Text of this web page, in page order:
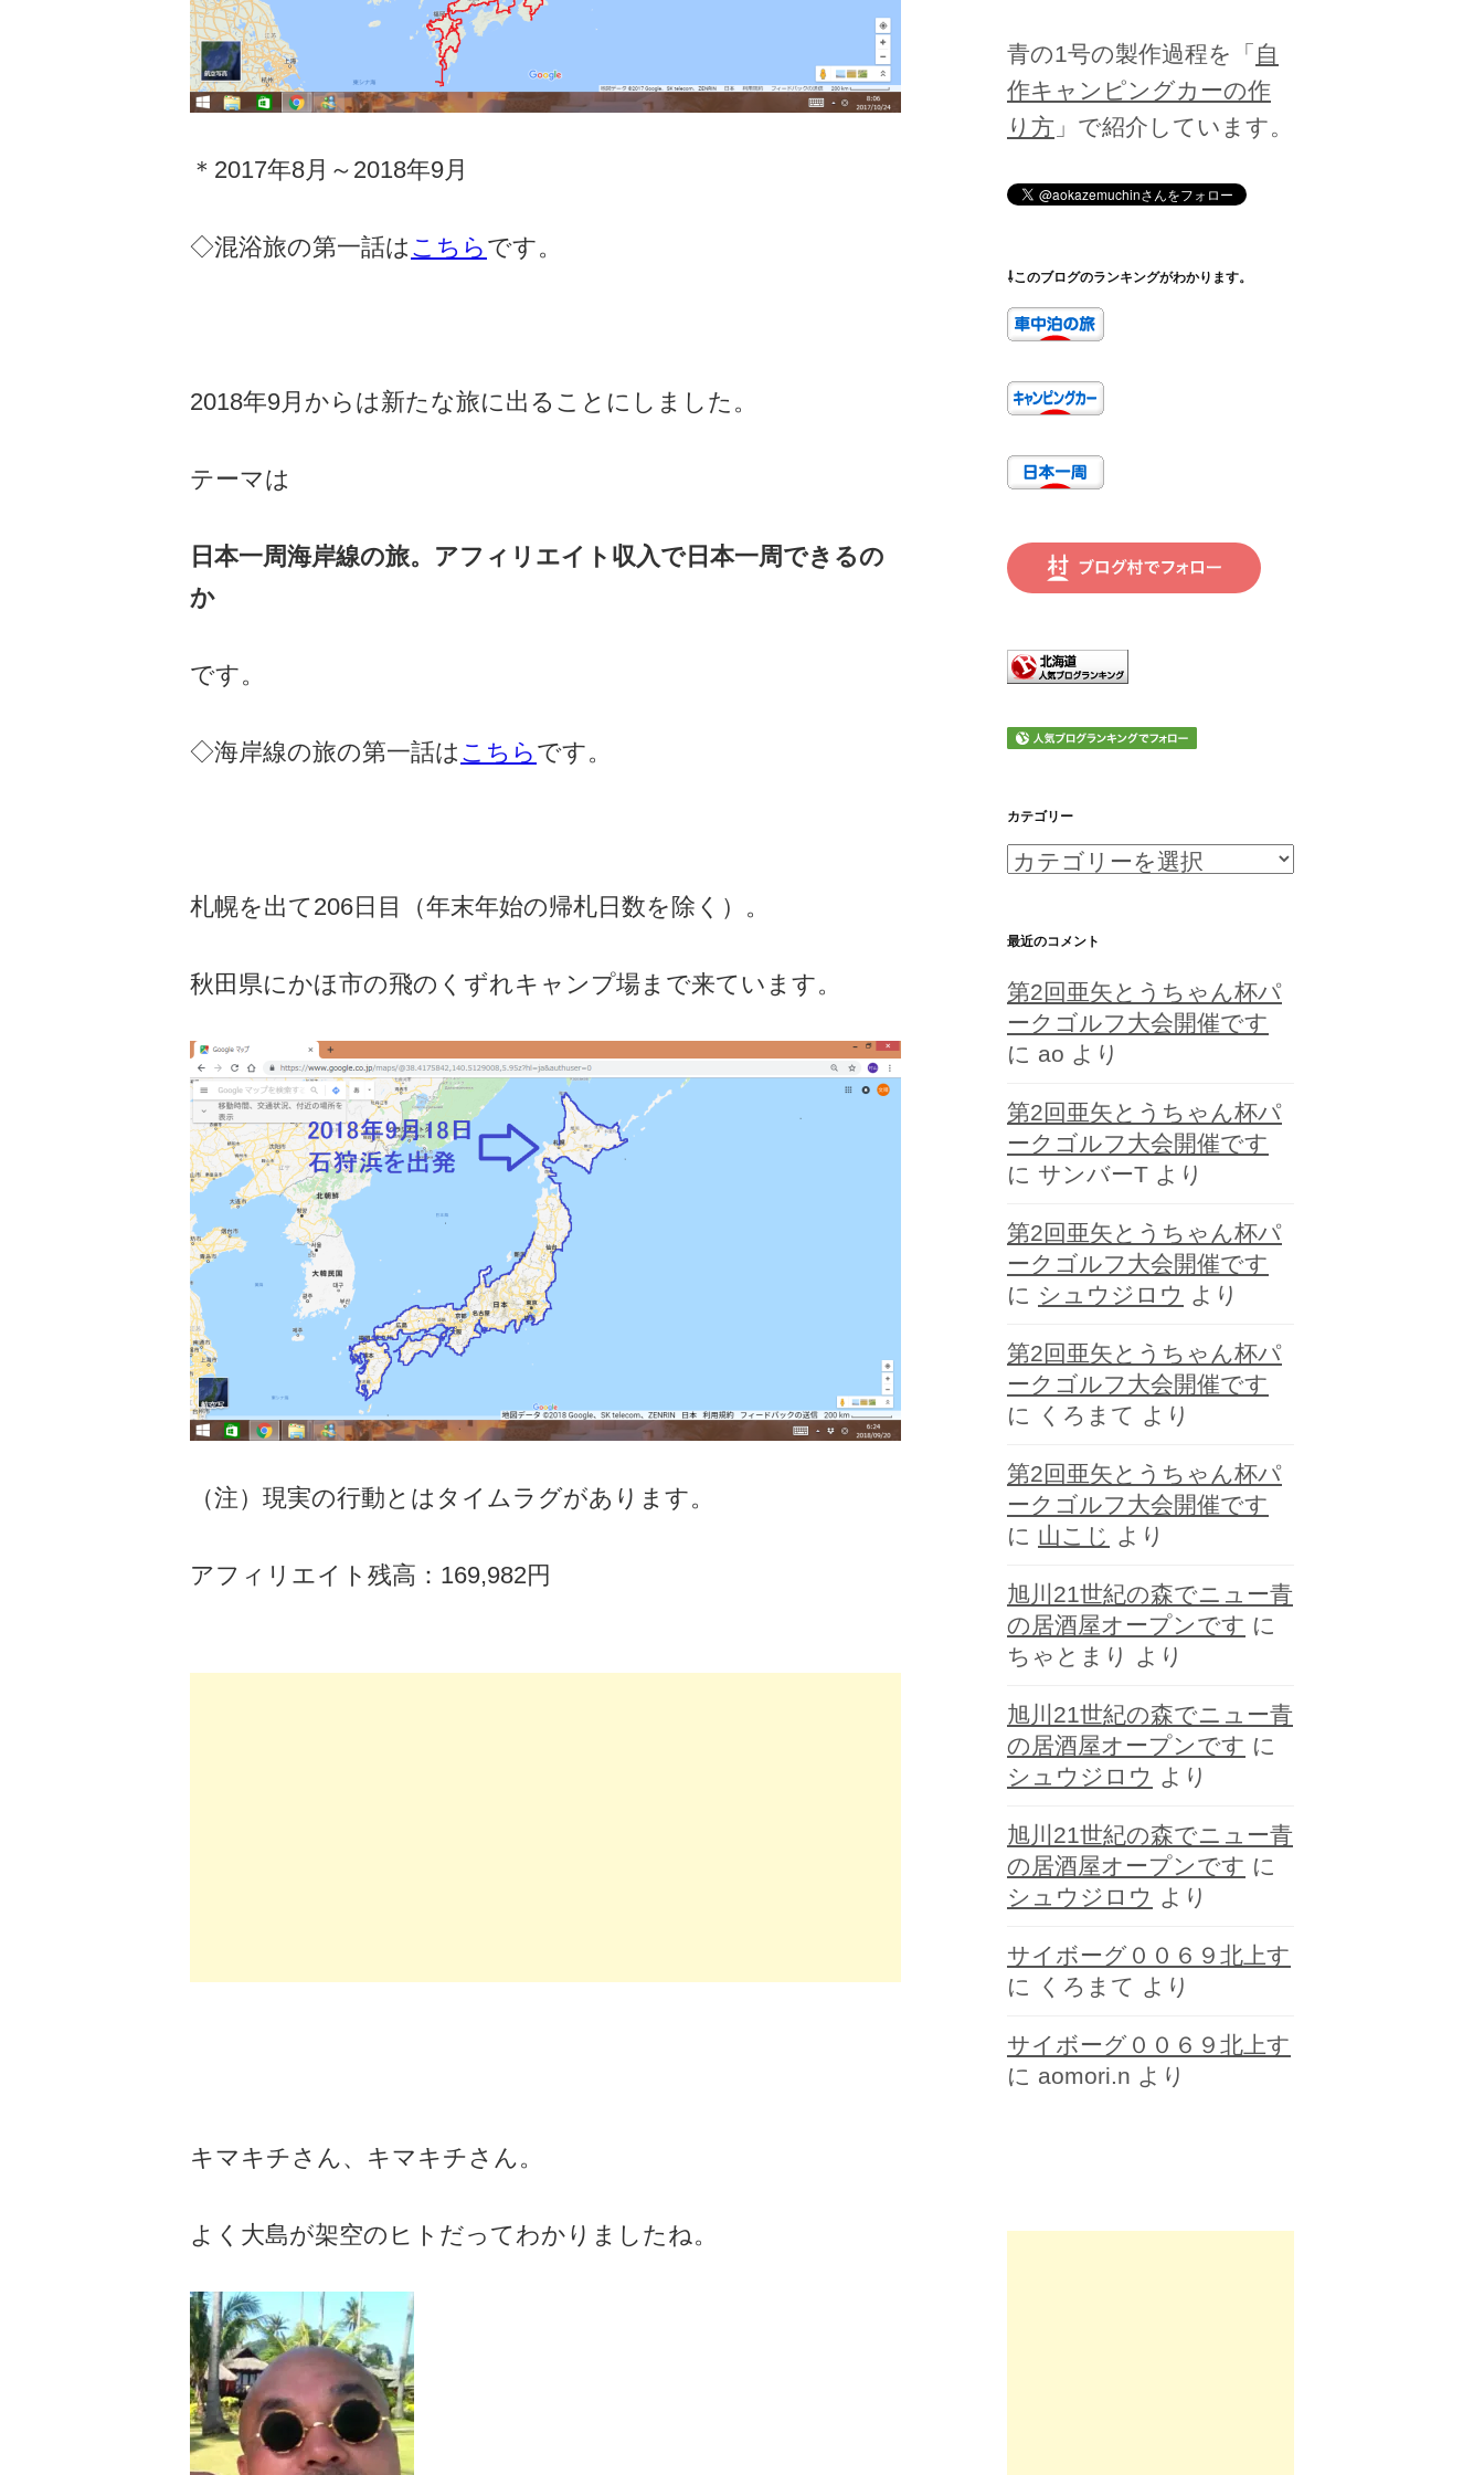
＊2017年8月～2018年9月
◇混浴旅の第一話は こちら です。
2018年9月からは新たな旅に出ることにしました。
テーマは
日本一周海岸線の旅。アフィリエイト収入で日本一周できるの
か
です。
◇海岸線の旅の第一話は こちら です。
札幌を出て206日目（年末年始の帰札日数を除く）。
秋田県にかほ市の飛のくずれキャンプ場まで来ています。
（注）現実の行動とはタイムラグがあります。
アフィリエイト残高：169,982円
キマキチさん、キマキチさん。
よく大島が架空のヒトだってわかりましたね。
青の1号の製作過程を「 自
作キャンピングカーの作
り方 」で紹介しています。
⇩このブログのランキングがわかります。
カテゴリー
カ
ゴ
ー
最近のコメント
第2回亜矢とうちゃん杯パ
ークゴルフ大会開催です
に ao より
第2回亜矢とうちゃん杯パ
ークゴルフ大会開催です
に サンバーT より
第2回亜矢とうちゃん杯パ
ークゴルフ大会開催です
に シュウジロウ より
第2回亜矢とうちゃん杯パ
ークゴルフ大会開催です
に
くろまて より
第2回亜矢とうちゃん杯パ
ークゴルフ大会開催です
に 山こじ より
旭川21世紀の森でニュー青
の居酒屋オープンです に
ちゃとまり
より
旭川21世紀の森でニュー青
の居酒屋オープンです に
シュウジロウ より
旭川21世紀の森でニュー青
の居酒屋オープンです に
シュウジロウ より
サイボーグ００６９北上す
に
くろまて より
サイボーグ００６９北上す
に aomori.n より